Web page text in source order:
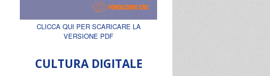
CLICCA QUI PER SCARICARE LA
VERSIONE PDF
CULTURA DIGITALE